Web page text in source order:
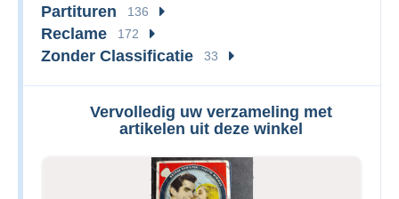
Partituren 136
Reclame 172
Zonder Classificatie 33
Vervolledig uw verzameling met
artikelen uit deze winkel